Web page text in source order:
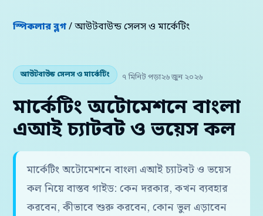
স্পিকলার ব্লগ/ আউটবাউন্ড সেলস ও মার্কেটিং
আউটবাউন্ড সেলস ও মার্কেটিং ৭ মিনিট পড়া২৬ জুন ২০২৬
মার্কেটিং অটোমেশনে বাংলা
এআই চ্যাটবট ও ভয়েস কল
মার্কেটিং অটোমেশনে বাংলা এআই চ্যাটবট ও ভয়েস
কল নিয়ে বাস্তব গাইড: কেন দরকার, কখন ব্যবহার
করবেন, কীভাবে শুরু করবেন, কোন ভুল এড়াবেন